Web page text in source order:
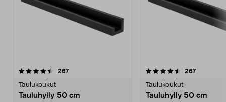
267arvostelut
Taulukoukut
Tauluhylly 50 cm
4.5viidestä
267arvostelut
Taulukoukut
Tauluhylly 50 cm